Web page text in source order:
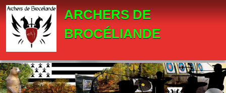
ARCHERS DE
BROCÉLIANDE
Panneau de gestion des cookies